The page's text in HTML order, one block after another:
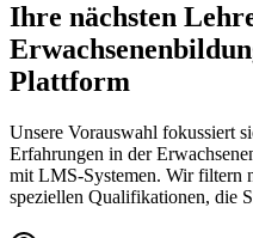
Ihre nächsten
Plattform
Unsere Vorauswahl fokussiert
Erfahrungen in der
mit LMS-Systemen. Wir filtern
speziellen Qualifikationen, die